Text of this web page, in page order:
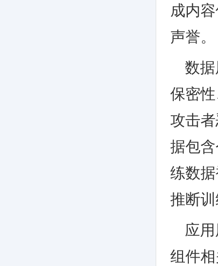
成内
声誉。
数
保密
攻击
据包
练数
推断
应
组件